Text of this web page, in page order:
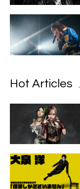
Hot Articles